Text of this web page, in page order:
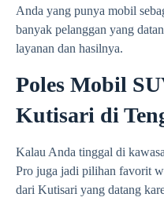
Anda yang punya mobil
banyak pelanggan yang
layanan dan hasilnya.
Poles Mobil
Kutisari di
Kalau Anda tinggal di
Pro juga jadi pilihan favorit
dari Kutisari yang datang